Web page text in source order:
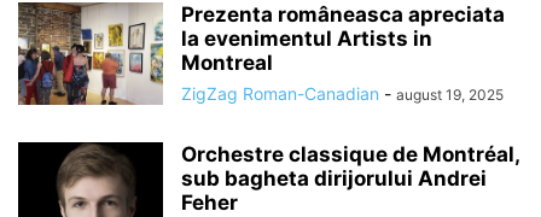
Prezenta româneasca apreciata
la evenimentul Artists in
Montreal
ZigZag Roman-Canadian - august 19, 2025
Orchestre classique de Montréal,
sub bagheta dirijorului Andrei
Feher